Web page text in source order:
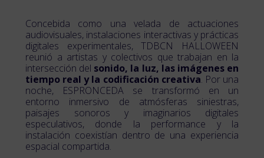
Concebida como una velada de actuaciones
audiovisuales, instalaciones interactivas y prácticas
digitales experimentales, TDBCN HALLOWEEN
reunió a artistas y colectivos que trabajan en la
intersección del sonido, la luz, las imágenes en
tiempo real y la codificación creativa. Por una
noche, ESPRONCEDA se transformó en un
entorno inmersivo de atmósferas siniestras,
paisajes sonoros y imaginarios digitales
especulativos, donde la performance y la
instalación coexistían dentro de una experiencia
espacial compartida.